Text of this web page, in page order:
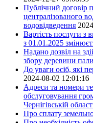
Публічний договір
централізованого
водовідведення
Вартість послуги з
з 01.01.2025
Надано дозвіл на
збору деревини
До уваги осіб, які
2024-08-02 12:01:16
Адреси та номери
обслуговування
Чернігівській
Про сплату